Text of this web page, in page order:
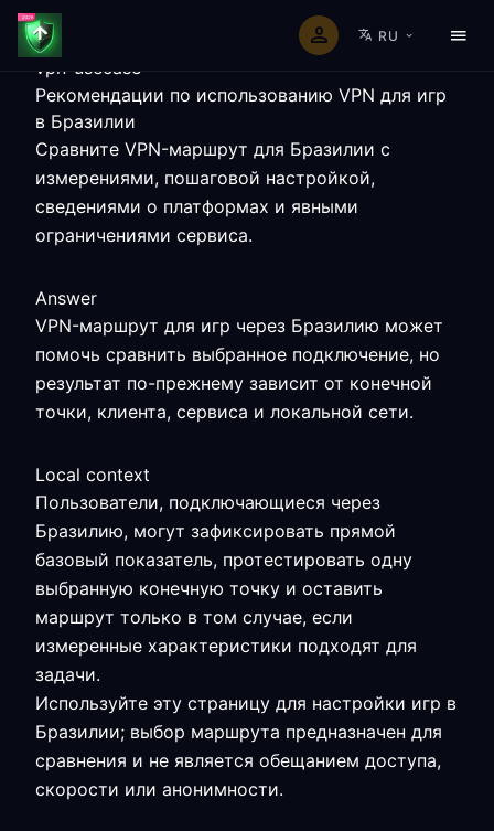
RU
vpn-usecase
Рекомендации по использованию VPN для игр
в Бразилии
Сравните VPN-маршрут для Бразилии с
измерениями, пошаговой настройкой,
сведениями о платформах и явными
ограничениями сервиса.
Answer
VPN-маршрут для игр через Бразилию может
помочь сравнить выбранное подключение, но
результат по-прежнему зависит от конечной
точки, клиента, сервиса и локальной сети.
Local context
Пользователи, подключающиеся через
Бразилию, могут зафиксировать прямой
базовый показатель, протестировать одну
выбранную конечную точку и оставить
маршрут только в том случае, если
измеренные характеристики подходят для
задачи.
Используйте эту страницу для настройки игр в
Бразилии; выбор маршрута предназначен для
сравнения и не является обещанием доступа,
скорости или анонимности.